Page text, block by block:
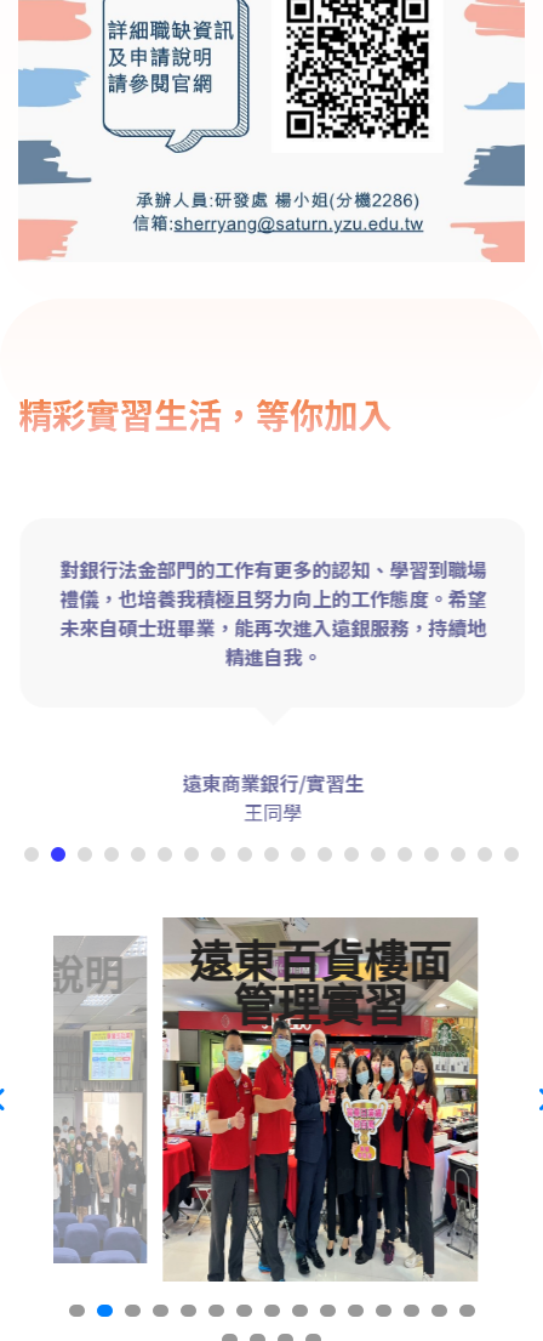
精彩實習生活，等你加入
對銀行法金部門的工作有更多的認知、學習到職場
禮儀，也培養我積極且努力向上的工作態度。希望
未來自碩士班畢業，能再次進入遠銀服務，持續地
精進自我。
遠東商業銀行/實習生
王同學
明
遠東百貨樓面
管理實習